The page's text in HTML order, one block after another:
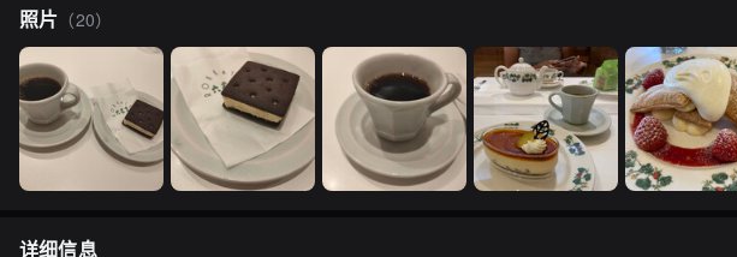
照片 （20）
详细信息